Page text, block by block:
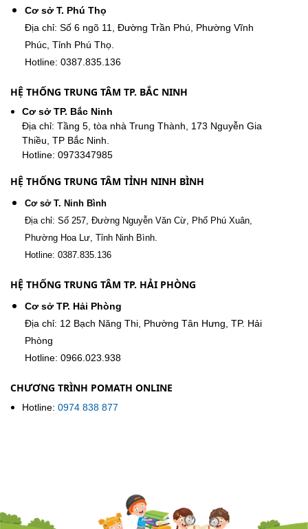
Cơ sở T. Phú Thọ
Địa chỉ: Số 6 ngõ 11, Đường Trần Phú, Phường Vĩnh
Phúc, Tỉnh Phú Thọ.
Hotline: 0387.835.136
HỆ THỐNG TRUNG TÂM TP. BẮC NINH
Cơ sở TP. Bắc Ninh
Địa chỉ: Tầng 5, tòa nhà Trung Thành, 173 Nguyễn Gia
Thiều, TP Bắc Ninh.
Hotline: 0973347985
HỆ THỐNG TRUNG TÂM TỈNH NINH BÌNH
Cơ sở T. Ninh Bình
Địa chỉ: Số 257, Đường Nguyễn Văn Cừ, Phố Phú Xuân,
Phường Hoa Lư, Tỉnh Ninh Bình.
Hotline: 0387.835.136
HỆ THỐNG TRUNG TÂM TP. HẢI PHÒNG
Cơ sở TP. Hải Phòng
Địa chỉ: 12 Bạch Năng Thi, Phường Tân Hưng, TP. Hải
Phòng
Hotline: 0966.023.938
CHƯƠNG TRÌNH POMATH ONLINE
Hotline: 0974 838 877